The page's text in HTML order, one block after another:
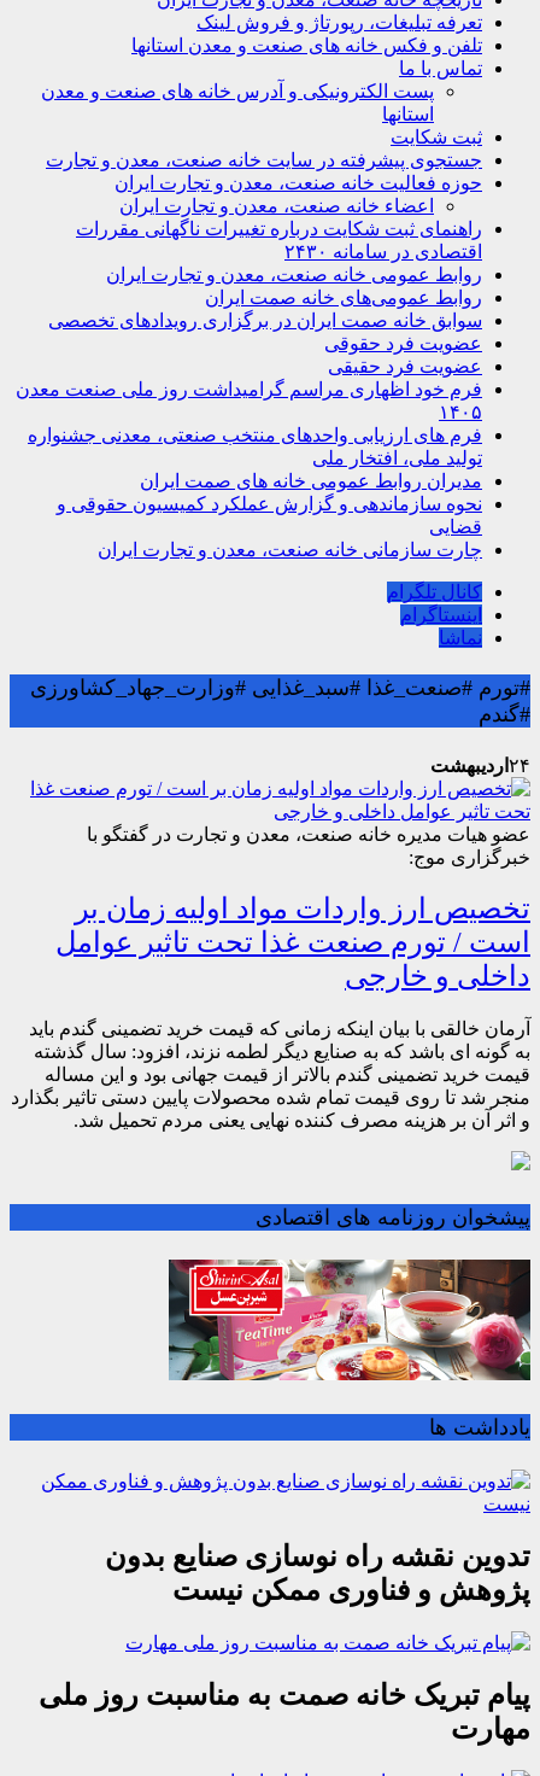
تعرفه تبلیغات، رپورتاژ و فروش لینک
تلفن و فکس خانه های صنعت و معدن استانها
تماس با ما
پست الکترونیکی و آدرس خانه های صنعت و معدن
استانها
ثبت شکایت
جستجوی پیشرفته در سایت خانه صنعت، معدن و تجارت
حوزه فعالیت خانه صنعت، معدن و تجارت ایران
اعضاء خانه صنعت، معدن و تجارت ایران
راهنمای ثبت شکایت درباره تغییرات ناگهانی مقررات
اقتصادی در سامانه ۲۴۳۰
روابط عمومی خانه صنعت، معدن و تجارت ایران
روابط عمومی‌های خانه صمت ایران
سوابق خانه صمت ایران در برگزاری رویدادهای تخصصی
عضویت فرد حقوقی
عضویت فرد حقیقی
فرم خود اظهاری مراسم گرامیداشت روز ملی صنعت معدن
۱۴۰۵
فرم های ارزیابی واحدهای منتخب صنعتی، معدنی جشنواره
تولید ملی، افتخار ملی
مدیران روابط عمومی خانه های صمت ایران
نحوه سازماندهی و گزارش عملکرد کمیسیون حقوقی و
قضایی
چارت سازمانی خانه صنعت، معدن و تجارت ایران
کانال تلگرام
اینستاگرام
نماشا
#تورم #صنعت_غذا #سبد_غذایی #وزارت_جهاد_کشاورزی
#گندم
۲۴ اردیبهشت
عضو هیات مدیره خانه صنعت، معدن و تجارت در گفتگو با
خبرگزاری موج:
تخصیص ارز واردات مواد اولیه زمان بر
است / تورم صنعت غذا تحت تاثیر عوامل
داخلی و خارجی
آرمان خالقی با بیان اینکه زمانی که قیمت خرید تضمینی گندم باید
به گونه ای باشد که به صنایع دیگر لطمه نزند، افزود: سال گذشته
قیمت خرید تضمینی گندم بالاتر از قیمت جهانی بود و این مساله
منجر شد تا روی قیمت تمام شده محصولات پایین دستی تاثیر بگذارد
و اثر آن بر هزینه مصرف کننده نهایی یعنی مردم تحمیل شد.
پیشخوان روزنامه های اقتصادی
یادداشت ها
تدوین نقشه راه نوسازی صنایع بدون
پژوهش و فناوری ممکن نیست
پیام تبریک خانه صمت به مناسبت روز ملی
مهارت